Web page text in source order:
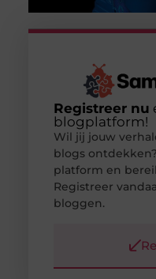
Registreer nu
blogplatform!
Wil jij jouw
blogs
platform en
Registreer
bloggen.